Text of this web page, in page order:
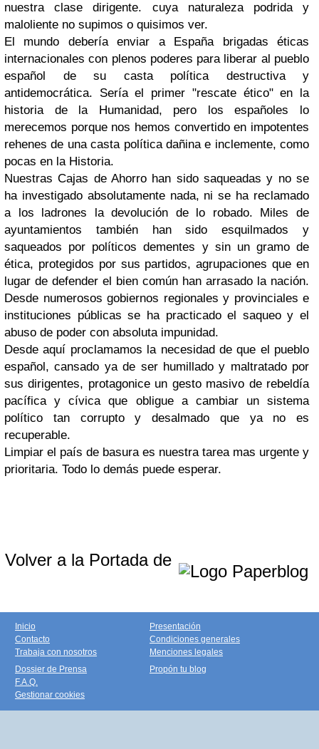
nuestra clase dirigente. cuya naturaleza podrida y
maloliente no supimos o quisimos ver.
El mundo debería enviar a España brigadas éticas
internacionales con plenos poderes para liberar al pueblo
español de su casta política destructiva y
antidemocrática. Sería el primer "rescate ético" en la
historia de la Humanidad, pero los españoles lo
merecemos porque nos hemos convertido en impotentes
rehenes de una casta política dañina e inclemente, como
pocas en la Historia.
Nuestras Cajas de Ahorro han sido saqueadas y no se
ha investigado absolutamente nada, ni se ha reclamado
a los ladrones la devolución de lo robado. Miles de
ayuntamientos también han sido esquilmados y
saqueados por políticos dementes y sin un gramo de
ética, protegidos por sus partidos, agrupaciones que en
lugar de defender el bien común han arrasado la nación.
Desde numerosos gobiernos regionales y provinciales e
instituciones públicas se ha practicado el saqueo y el
abuso de poder con absoluta impunidad.
Desde aquí proclamamos la necesidad de que el pueblo
español, cansado ya de ser humillado y maltratado por
sus dirigentes, protagonice un gesto masivo de rebeldía
pacífica y cívica que obligue a cambiar un sistema
político tan corrupto y desalmado que ya no es
recuperable.
Limpiar el país de basura es nuestra tarea mas urgente y
prioritaria. Todo lo demás puede esperar.
Volver a la Portada de
Inicio
Contacto
Trabaja con nosotros
Presentación
Condiciones generales
Menciones legales
Dossier de Prensa
F.A.Q.
Gestionar cookies
Propón tu blog